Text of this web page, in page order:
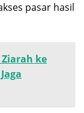
pasar hasil
ke